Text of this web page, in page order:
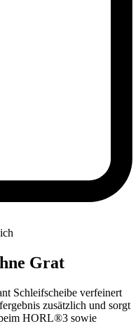
Grat
Schleifscheibe verfeinert
zusätzlich und sorgt
HORL®3 sowie